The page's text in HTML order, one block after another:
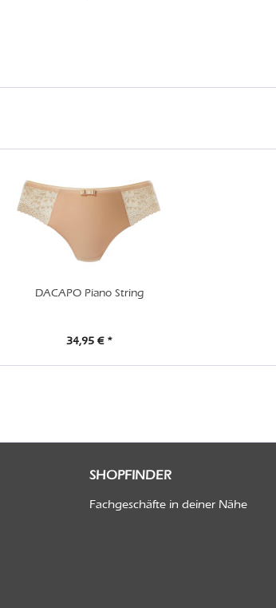
DACAPO Piano String
34,95 € *
SHOPFINDER
Fachgeschäfte in deiner Nähe